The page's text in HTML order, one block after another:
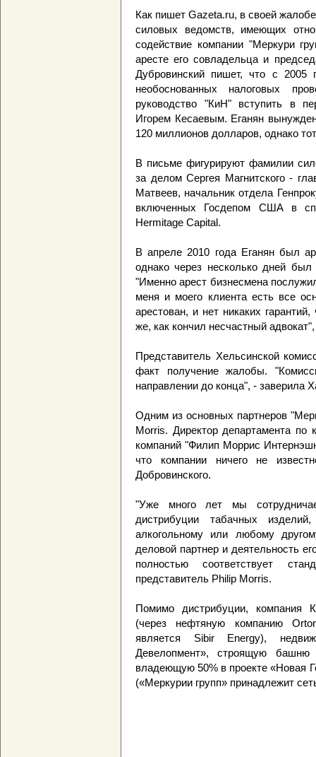
Как пишет Gazeta.ru, в своей
силовых ведомств, имеющих
содействие компании "Меркури
аресте его совладельца и
Дубровинский пишет, что с 2005
необоснованных налоговых
руководство "КиН" вступить в
Игорем Кесаевым. Еганян
120 миллионов долларов, однако
В письме фигурируют фамилии
за делом Сергея Магнитского -
Матвеев, начальник отдела
включенных Госдепом США в
Hermitage Capital.
В апреле 2010 года Еганян был
однако через несколько дней
"Именно арест бизнесмена
меня и моего клиента есть все
арестован, и нет никаких
же, как кончил несчастный
Представитель Хельсинской
факт получение жалобы.
направлении до конца", - заверила
Одним из основных партнеров
Morris. Директор департамента
компаний "Филип Моррис
что компании ничего не
Добровинского.
"Уже много лет мы
дистрибуции табачных
алкогольному или любому
деловой партнер и деятельность
полностью соответствует
представитель Philip Morris.
Помимо дистрибуции, компания
(через нефтяную компанию
является Sibir Energy),
Девелопмент», строящую
владеющую 50% в проекте «Новая
(«Меркурии групп» принадлежит